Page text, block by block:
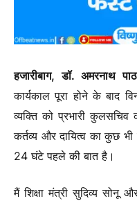
हजारीबाग, डॉ. अमरनाथ
कार्यकाल पूरा होने के बाद
व्यक्ति को प्रभारी कुलसचिव
कर्तव्य और दायित्व का कुछ
24 घंटे पहले की बात है।
मैं शिक्षा मंत्री सुदिव्य सोनू